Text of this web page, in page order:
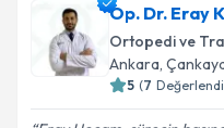
Op. Dr. Eray
Ortopedi ve
Ankara,
5 (7